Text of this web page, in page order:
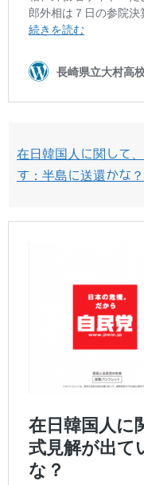
在日韓国人に関して
す：半島に送還かな？